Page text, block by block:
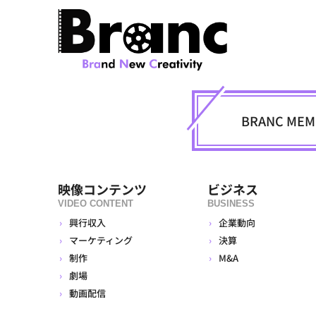
BRANC
映像コンテンツ
VIDEO CONTENT
興行収入
マーケティング
制作
劇場
動画配信
ビジネス
BUSINESS
企業動向
決算
M&A